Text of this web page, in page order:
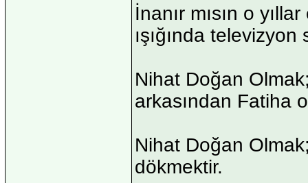
İnanır mısın o
ışığında
Nihat Doğan
arkasından Fatiha
Nihat Doğan
dökmektir.